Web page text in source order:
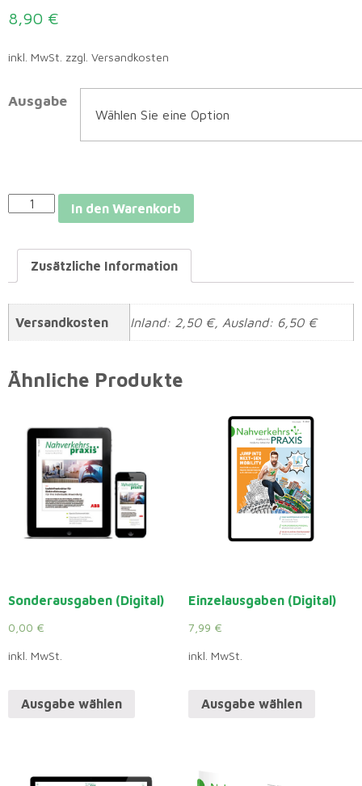
8,90 €
inkl. MwSt. zzgl. Versandkosten
Ausgabe
In den Warenkorb
Zusätzliche Information
Versandkosten Inland: 2,50 €, Ausland: 6,50 €
Ähnliche Produkte
Sonderausgaben (Digital)
0,00 €
inkl. MwSt.
Ausgabe wählen
Einzelausgaben (Digital)
7,99 €
inkl. MwSt.
Ausgabe wählen